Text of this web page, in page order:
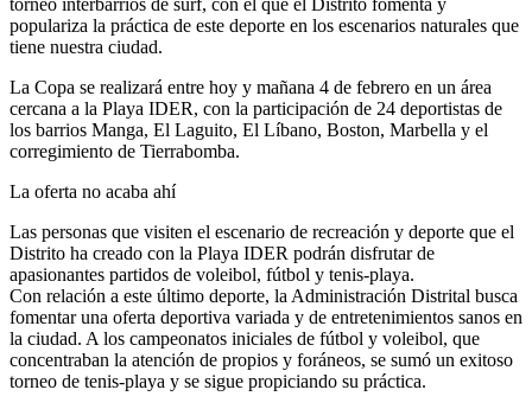
populariza la práctica de este deporte en los escenarios naturales que
tiene nuestra ciudad.
La Copa se realizará entre hoy y mañana 4 de febrero en un área
cercana a la Playa IDER, con la participación de 24 deportistas de
los barrios Manga, El Laguito, El Líbano, Boston, Marbella y el
corregimiento de Tierrabomba.
La oferta no acaba ahí
Las personas que visiten el escenario de recreación y deporte que el
Distrito ha creado con la Playa IDER podrán disfrutar de
apasionantes partidos de voleibol, fútbol y tenis-playa.
Con relación a este último deporte, la Administración Distrital busca
fomentar una oferta deportiva variada y de entretenimientos sanos en
la ciudad. A los campeonatos iniciales de fútbol y voleibol, que
concentraban la atención de propios y foráneos, se sumó un exitoso
torneo de tenis-playa y se sigue propiciando su práctica.